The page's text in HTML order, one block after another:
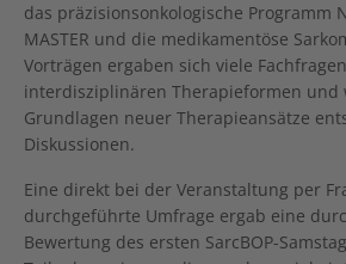
das präzisionsonkologische Programm
MASTER und die medikamentöse
Vorträgen ergaben sich viele
interdisziplinären Therapieformen und
Grundlagen neuer Therapieansätze
Diskussionen.
Eine direkt bei der Veranstaltung per
durchgeführte Umfrage ergab eine
Bewertung des ersten SarcBOP-